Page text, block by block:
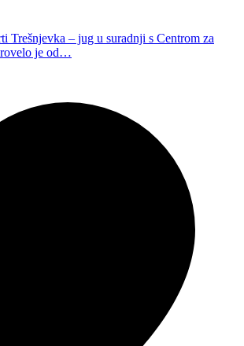
Trešnjevka – jug u suradnji s Centrom za
je od…